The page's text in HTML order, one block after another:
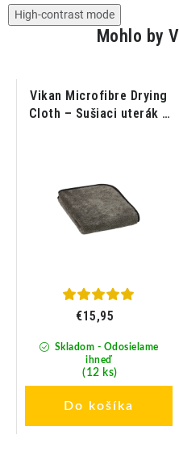
High-contrast mode
Mohlo by
Vikan Microfibre Drying
Cloth – Sušiaci uterák z
Skladom - Odosielame
ihneď
(12 ks)
€15,95
Do košíka